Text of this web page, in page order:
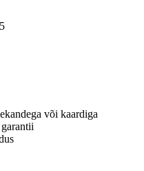
või kaardiga
garantii